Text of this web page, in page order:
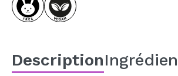
BLOG
Description